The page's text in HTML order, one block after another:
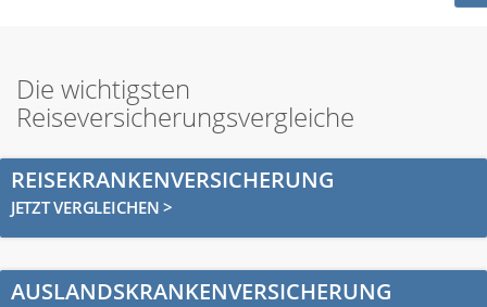
Die wichtigsten
Reiseversicherungsvergleiche
REISEKRANKENVERSICHERUNG
JETZT VERGLEICHEN >
AUSLANDSKRANKENVERSICHERUNG